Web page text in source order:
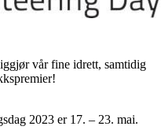
vår fine idrett, samtidig
2023 er 17. – 23. mai.